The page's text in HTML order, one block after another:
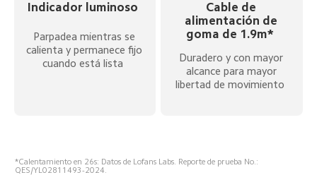
Indicador luminoso
Parpadea mientras se
calienta y permanece fijo
cuando está lista
Cable de
alimentación de
goma de 1.9m*
Duradero y con mayor
alcance para mayor
libertad de movimiento
*Calentamiento en 26s: Datos de Lofans Labs. Reporte de prueba No.:
QES/YL02811493-2024.